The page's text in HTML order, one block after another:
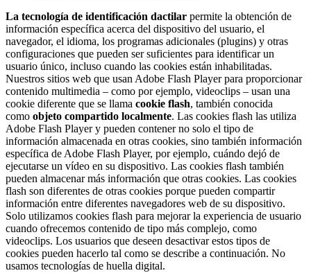
La tecnología de identificación dactilar permite la obtención de
información específica acerca del dispositivo del usuario, el
navegador, el idioma, los programas adicionales (plugins) y otras
configuraciones que pueden ser suficientes para identificar un
usuario único, incluso cuando las cookies están inhabilitadas.
Nuestros sitios web que usan Adobe Flash Player para proporcionar
contenido multimedia – como por ejemplo, videoclips – usan una
cookie diferente que se llama cookie flash, también conocida
como objeto compartido localmente. Las cookies flash las utiliza
Adobe Flash Player y pueden contener no solo el tipo de
información almacenada en otras cookies, sino también información
específica de Adobe Flash Player, por ejemplo, cuándo dejó de
ejecutarse un vídeo en su dispositivo. Las cookies flash también
pueden almacenar más información que otras cookies. Las cookies
flash son diferentes de otras cookies porque pueden compartir
información entre diferentes navegadores web de su dispositivo.
Solo utilizamos cookies flash para mejorar la experiencia de usuario
cuando ofrecemos contenido de tipo más complejo, como
videoclips. Los usuarios que deseen desactivar estos tipos de
cookies pueden hacerlo tal como se describe a continuación. No
usamos tecnologías de huella digital.